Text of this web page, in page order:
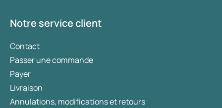
Notre service client
Contact
Passer une commande
Payer
Livraison
Annulations, modifications et retours